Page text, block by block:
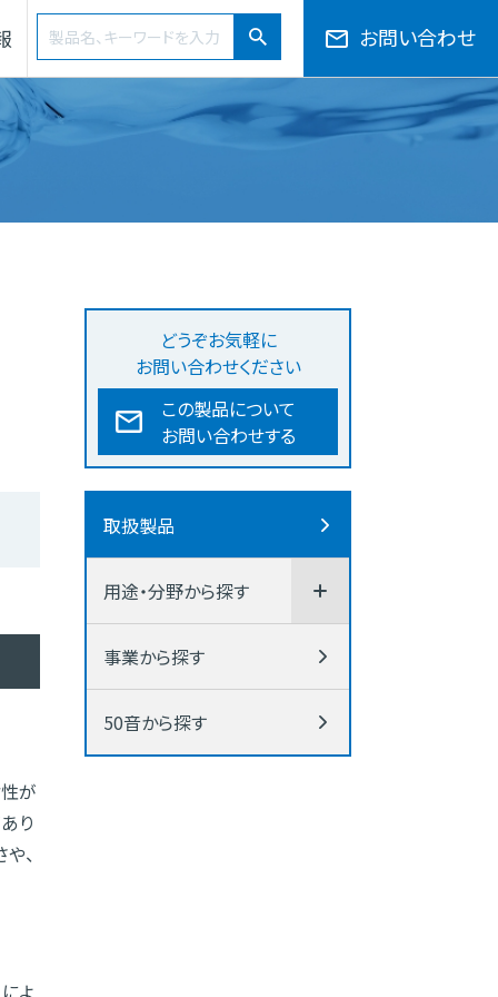
社概要・役員一覧・組織図
50音から探す
プライチェーン
検索ワード
検索 お問い合わせ
どうぞお気軽に
お問い合わせください
この製品について
お問い合わせする
取扱製品
用途・分野から探す
事業から探す
50音から探す
が
り
、
よ